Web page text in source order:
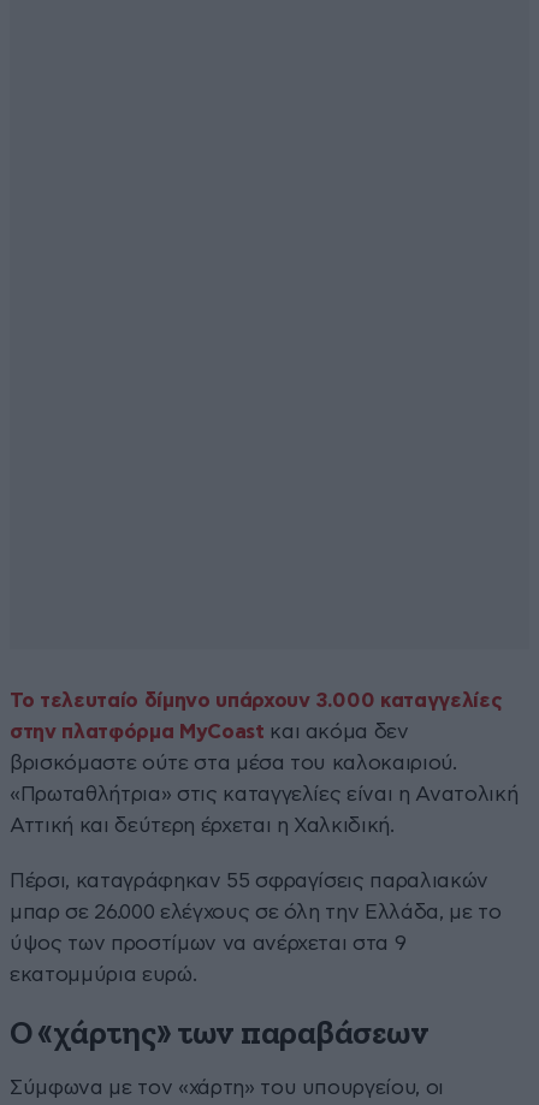
Το τελευταίο δίμηνο υπάρχουν 3.000 καταγγελίες
στην πλατφόρμα MyCoast και ακόμα δεν
βρισκόμαστε ούτε στα μέσα του καλοκαιριού.
«Πρωταθλήτρια» στις καταγγελίες είναι η Ανατολική
Αττική και δεύτερη έρχεται η Χαλκιδική.
Πέρσι, καταγράφηκαν 55 σφραγίσεις παραλιακών
μπαρ σε 26.000 ελέγχους σε όλη την Ελλάδα, με το
ύψος των προστίμων να ανέρχεται στα 9
εκατομμύρια ευρώ.
Ο «χάρτης» των παραβάσεων
Σύμφωνα με τον «χάρτη» του υπουργείου, οι